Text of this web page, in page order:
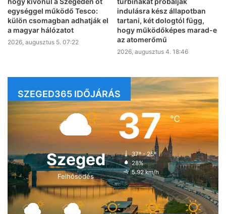
egységgel működő Tesco:
külön csomagban adhatják el
a magyar hálózatot
2026, augusztus 5. 07:22
indulásra kész állapotban
tartani, két dologtól függ,
hogy működőképes marad-e
az atomerőmű
2026, augusztus 4. 18:46
SZEGED365 IDŐJÁRÁS
Szeged
Felhősödés
37℃
37º - 25º
28%
5.92 km/h